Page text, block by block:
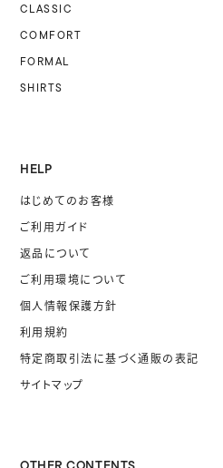
CLASSIC
COMFORT
FORMAL
SHIRTS
HELP
はじめてのお客様
ご利用ガイド
返品について
ご利用環境について
個人情報保護方針
利用規約
特定商取引法に基づく通販の表記
サイトマップ